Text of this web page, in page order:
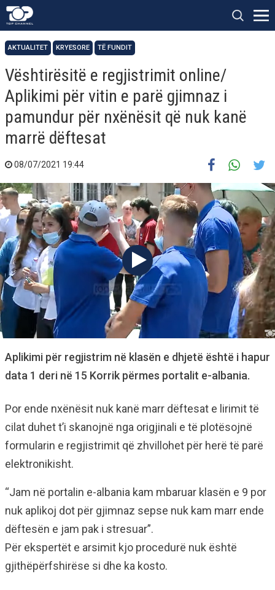
AKTUALITET KRYESORE TË FUNDIT
Vështirësitë e regjistrimit online/
Aplikimi për vitin e parë gjimnaz i
pamundur për nxënësit që nuk kanë
marrë dëftesat
08/07/2021 19:44
Aplikimi për regjistrim në klasën e dhjetë është i hapur
data 1 deri në 15 Korrik përmes portalit e-albania.
Por ende nxënësit nuk kanë marr dëftesat e lirimit të
cilat duhet t’i skanojnë nga origjinali e të plotësojnë
formularin e regjistrimit që zhvillohet për herë të parë
elektronikisht.
“Jam në portalin e-albania kam mbaruar klasën e 9 por
nuk aplikoj dot për gjimnaz sepse nuk kam marr ende
dëftesën e jam pak i stresuar”.
Për ekspertët e arsimit kjo procedurë nuk është
gjithëpërfshirëse si dhe ka kosto.